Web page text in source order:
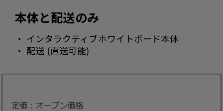
本体と配送のみ
・ インタラクティブホワイトボード本体
・ 配送 (直送可能)